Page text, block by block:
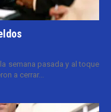
semana pasada y al toque
a cerrar...